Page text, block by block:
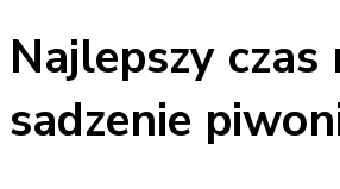
Najlepszy czas
sadzenie